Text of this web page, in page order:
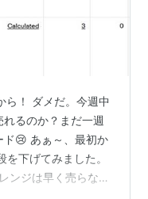
！ ダメだ。今週中
るのか？まだ一週
ド😢 あぁ～、最初か
下げてみました。
ンジは早く売らない